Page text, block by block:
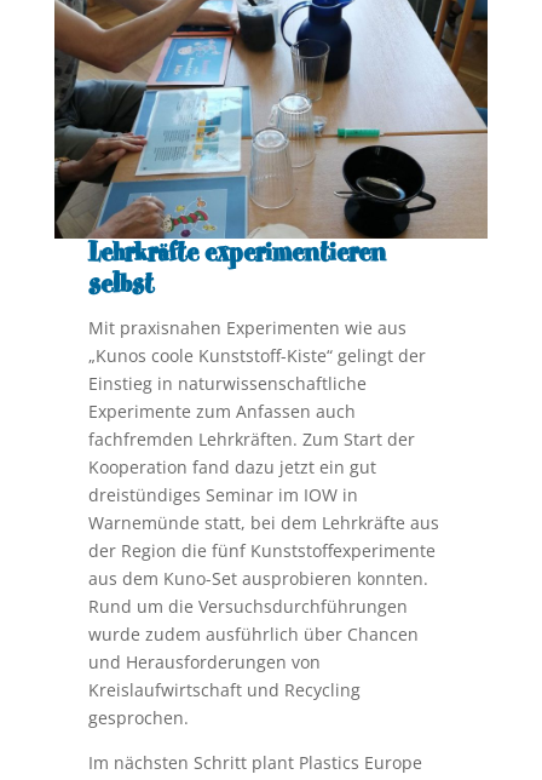
Lehrkräfte experimentieren
selbst
Mit praxisnahen Experimenten wie aus
„Kunos coole Kunststoff-Kiste“ gelingt der
Einstieg in naturwissenschaftliche
Experimente zum Anfassen auch
fachfremden Lehrkräften. Zum Start der
Kooperation fand dazu jetzt ein gut
dreistündiges Seminar im IOW in
Warnemünde statt, bei dem Lehrkräfte aus
der Region die fünf Kunststoffexperimente
aus dem Kuno-Set ausprobieren konnten.
Rund um die Versuchsdurchführungen
wurde zudem ausführlich über Chancen
und Herausforderungen von
Kreislaufwirtschaft und Recycling
gesprochen.
Im nächsten Schritt plant Plastics Europe